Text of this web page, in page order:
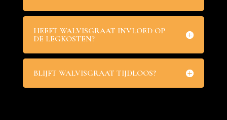
HEEFT WALVISGRAAT INVLOED OP
DE LEGKOSTEN?
BLIJFT WALVISGRAAT TIJDLOOS?